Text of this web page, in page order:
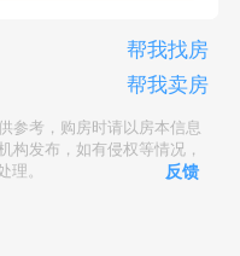
帮我找房
帮我卖房
参考，购房时请以房本信息
构发布，如有侵权等情况，
理。
反馈